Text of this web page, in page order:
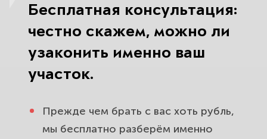
Бесплатная консультация:
честно скажем, можно ли
узаконить именно ваш
участок.
Прежде чем брать с вас хоть рубль,
мы бесплатно разберём именно